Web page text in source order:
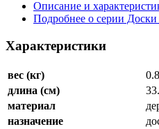
Описание и
Подробнее о серии Доски
Характеристики
вес (кг)
длина (см)
материал
назначение